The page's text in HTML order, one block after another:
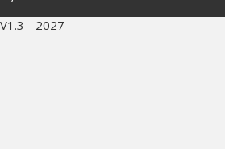
V1.3 - 2027